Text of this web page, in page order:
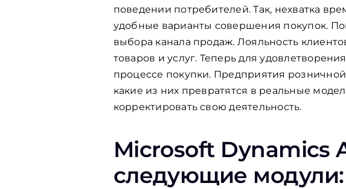
поведении потребителей. Так, нехватка
удобные варианты совершения покупок.
выбора канала продаж. Лояльность
товаров и услуг. Теперь для
процессе покупки. Предприятия
какие из них превратятся в реальные
корректировать свою деятельность.
Microsoft Dynamics
следующие модули: